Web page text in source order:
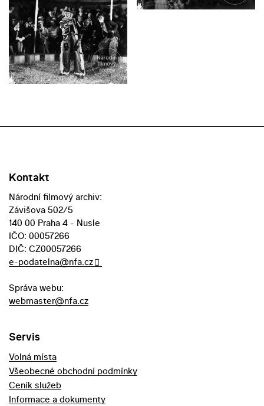
Kontakt
Národní filmový archiv:
Závišova 502/5
140 00 Praha 4 - Nusle
IČO: 00057266
DIČ: CZ00057266
e-podatelna@nfa.cz
Správa webu:
webmaster@nfa.cz
Servis
Volná místa
Všeobecné obchodní podmínky
Ceník služeb
Informace a dokumenty